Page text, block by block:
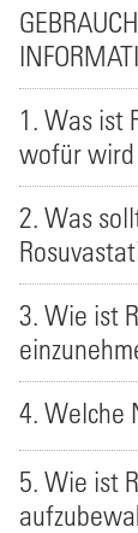
1. Was ist
wofür wird
2. Was
3. Wie ist
4. Welche
5. Wie ist